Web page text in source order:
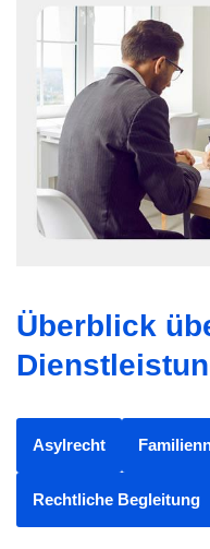
Überblick
Asylrecht
Rechtliche Begleitung